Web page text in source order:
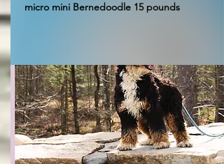
micro mini Bernedoodle 15 pounds